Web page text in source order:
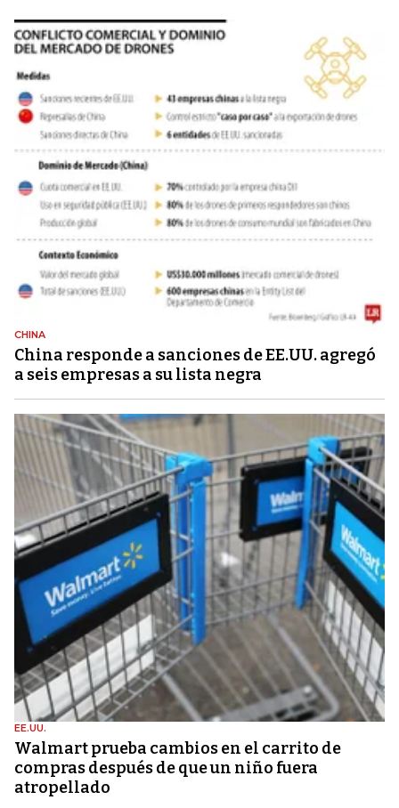
CHINA
China responde a sanciones de EE.UU. agregó
a seis empresas a su lista negra
EE.UU.
Walmart prueba cambios en el carrito de
compras después de que un niño fuera
atropellado